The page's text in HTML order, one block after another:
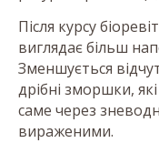
Після курсу
виглядає більш
Зменшується
дрібні зморшки,
саме через
вираженими.